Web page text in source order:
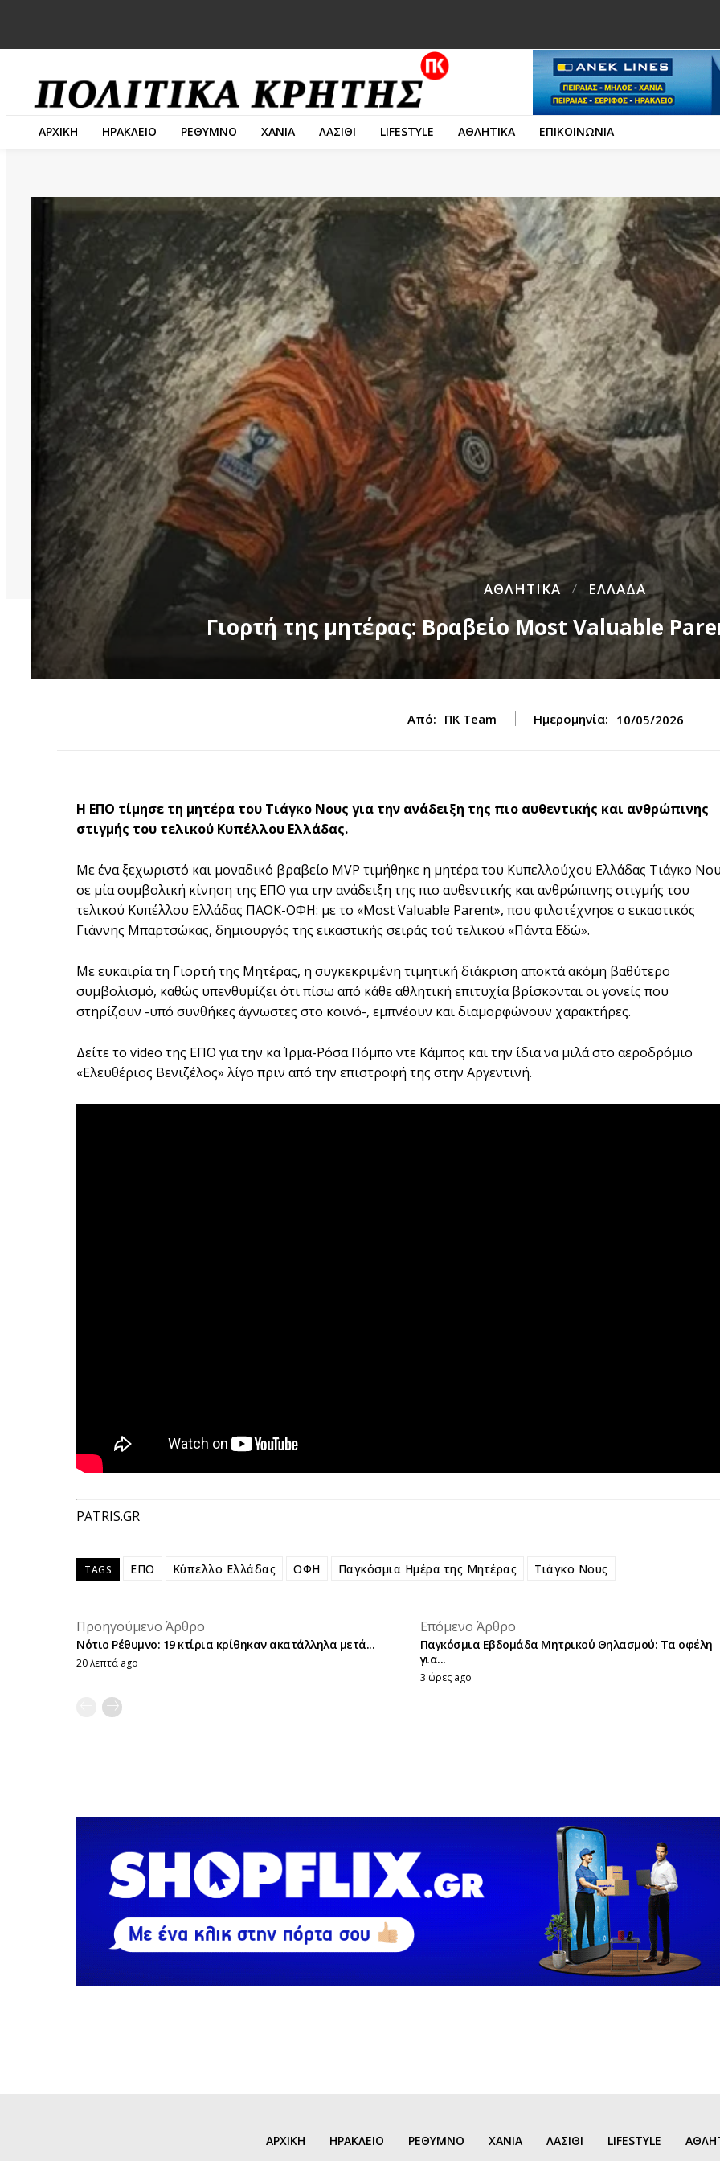
ΑΡΧΙΚΗ ΗΡΑΚΛΕΙΟ ΡΕΘΥΜΝΟ ΧΑΝΙΑ ΛΑΣΙΘΙ LIFESTYLE ΑΘΛΗΤΙΚΑ ΕΠΙΚΟΙΝΩΝΙΑ
ΑΘΛΗΤΙΚΑ ΕΛΛΑΔΑ
Γιορτή της μητέρας: Βραβείο Most Valuable
Από: ΠΚ Team Ημερομηνία: 10/05/2026
Η ΕΠΟ τίμησε τη μητέρα του Τιάγκο Νους για την ανάδειξη της πιο αυθεντικής και ανθρώπινης
στιγμής του τελικού Κυπέλλου Ελλάδας.
Με ένα ξεχωριστό και μοναδικό βραβείο MVP τιμήθηκε η μητέρα του Κυπελλούχου Ελλάδας Τιάγκο
σε μία συμβολική κίνηση της ΕΠΟ για την ανάδειξη της πιο αυθεντικής και ανθρώπινης στιγμής του
τελικού Κυπέλλου Ελλάδας ΠΑΟΚ-ΟΦΗ: με το «Most Valuable Parent», που φιλοτέχνησε ο εικαστικός
Γιάννης Μπαρτσώκας, δημιουργός της εικαστικής σειράς τού τελικού «Πάντα Εδώ».
Με ευκαιρία τη Γιορτή της Μητέρας, η συγκεκριμένη τιμητική διάκριση αποκτά ακόμη βαθύτερο
συμβολισμό, καθώς υπενθυμίζει ότι πίσω από κάθε αθλητική επιτυχία βρίσκονται οι γονείς που
στηρίζουν -υπό συνθήκες άγνωστες στο κοινό-, εμπνέουν και διαμορφώνουν χαρακτήρες.
Δείτε το video της ΕΠΟ για την κα Ίρμα-Ρόσα Πόμπο ντε Κάμπος και την ίδια να μιλά στο αεροδρόμιο
«Ελευθέριος Βενιζέλος» λίγο πριν από την επιστροφή της στην Αργεντινή.
PATRIS.GR
TAGS ΕΠΟ Κύπελλο Ελλάδας ΟΦΗ Παγκόσμια Ημέρα της Μητέρας Τιάγκο Νους
Προηγούμενο Άρθρο placeholder text
Επόμενο Άρθρο
Νότιο Ρέθυμνο: 19 κτίρια κρίθηκαν ακατάλληλα μετά...
20 λεπτά ago
Παγκόσμια Εβδομάδα Μητρικού Θηλασμού: Τα οφέλη
για...
3 ώρες ago
ΑΡΧΙΚΗ ΗΡΑΚΛΕΙΟ ΡΕΘΥΜΝΟ ΧΑΝΙΑ ΛΑΣΙΘΙ LIFESTYLE